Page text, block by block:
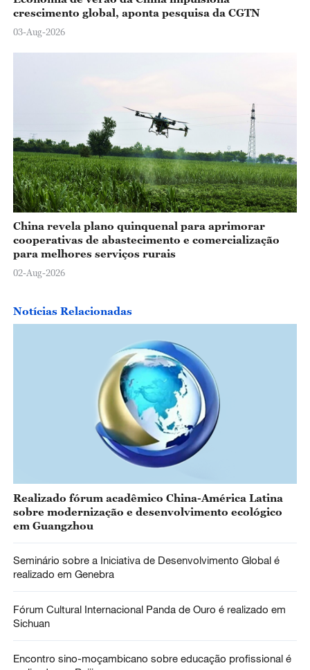
crescimento global, aponta pesquisa da CGTN
03-Aug-2026
China revela plano quinquenal para aprimorar
cooperativas de abastecimento e comercialização
para melhores serviços rurais
02-Aug-2026
Notícias Relacionadas
Realizado fórum acadêmico China-América Latina
sobre modernização e desenvolvimento ecológico
em Guangzhou
Seminário sobre a Iniciativa de Desenvolvimento Global é
realizado em Genebra
Fórum Cultural Internacional Panda de Ouro é realizado em
Sichuan
Encontro sino-moçambicano sobre educação profissional é